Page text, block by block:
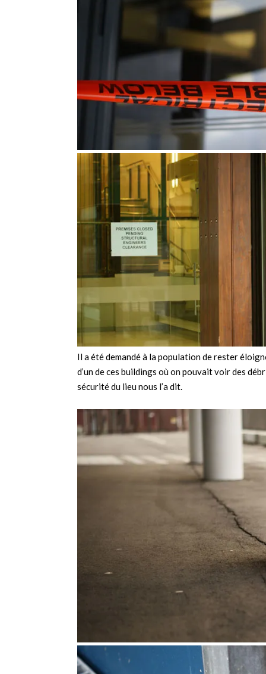
Il a été demandé à la population de rester
d’un de ces buildings où on pouvait voir des
sécurité du lieu nous l’a dit.